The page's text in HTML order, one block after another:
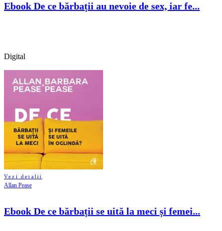
Ebook De ce bărbații au nevoie de sex, iar fe...
Digital
Vezi detalii
Allan Pease
Ebook De ce bărbații se uită la meci și femei...